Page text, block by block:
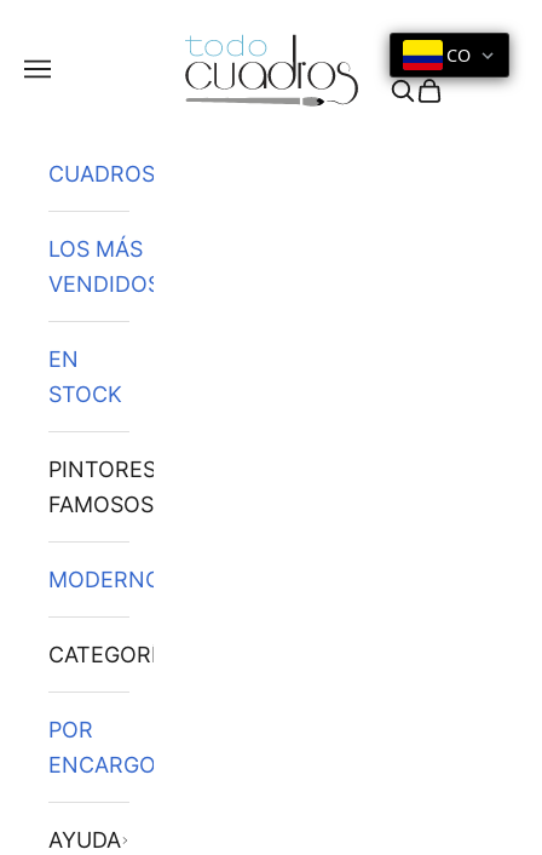
Menú
CO
Buscar
Cesta
CUADROS
LOS MÁS
VENDIDOS
EN
STOCK
PINTORES
FAMOSOS
MODERNOS
CATEGORÍAS
POR
ENCARGO
AYUDA